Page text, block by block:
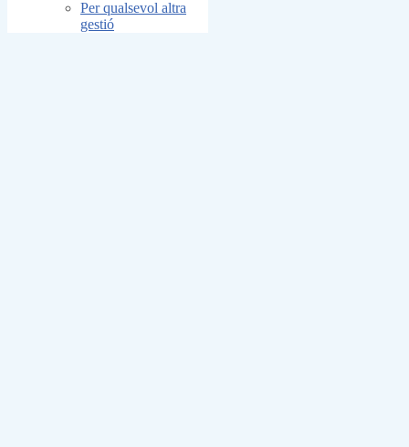
Per qualsevol altra
gestió